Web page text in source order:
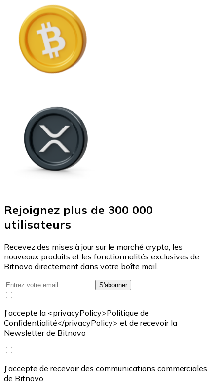
Rejoignez plus de 300 000
utilisateurs
Recevez des mises à jour sur le marché crypto, les
nouveaux produits et les fonctionnalités exclusives de
Bitnovo directement dans votre boîte mail.
S'abonner
J'accepte la <privacyPolicy>Politique de
Confidentialité</privacyPolicy> et de recevoir la
Newsletter de Bitnovo
J'accepte de recevoir des communications commerciales
de Bitnovo